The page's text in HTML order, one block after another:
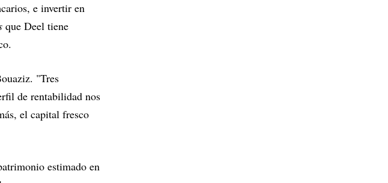
e invertir en
que Deel tiene
"Tres
de rentabilidad nos
el capital fresco
estimado en